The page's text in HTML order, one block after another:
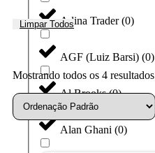
Adina Trader(0)
AGF (Luiz Barsi) (0)
Al Brooks(0)
Alan Ghani (0)
Limpar Todos
Mostrando todos os 4 resultados